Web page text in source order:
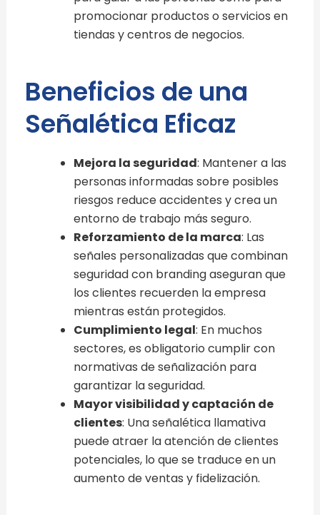
promocionar productos o servicios en
tiendas y centros de negocios.
Beneficios de una
Señalética Eficaz
Mejora la seguridad: Mantener a las
personas informadas sobre posibles
riesgos reduce accidentes y crea un
entorno de trabajo más seguro.
Reforzamiento de la marca: Las
señales personalizadas que combinan
seguridad con branding aseguran que
los clientes recuerden la empresa
mientras están protegidos.
Cumplimiento legal: En muchos
sectores, es obligatorio cumplir con
normativas de señalización para
garantizar la seguridad.
Mayor visibilidad y captación de
clientes: Una señalética llamativa
puede atraer la atención de clientes
potenciales, lo que se traduce en un
aumento de ventas y fidelización.